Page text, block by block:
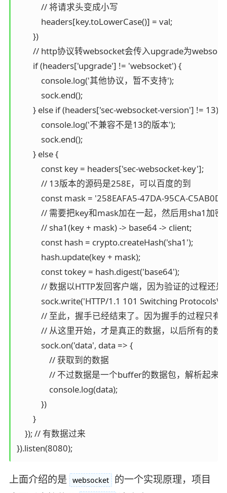
// 将请求头变成小写
headers[key.toLowerCase()] = val;
})
// http协议转websocket会传入upgrade为
if (headers['upgrade'] != 'websocket') {
console.log('其他协议，暂不支持');
sock.end();
} else if (headers['sec-websocket-version'] != 13) {
console.log('不兼容不是13的版本');
sock.end();
} else {
const key = headers['sec-websocket-key'];
// 13版本的源码是258E，可以百度的到
const mask = '258EAFA5-47DA-95CA-
// 需要把key和mask加在一起，然后用sha1加密
// sha1(key + mask) -> base64 -> client;
const hash = crypto.createHash('sha1');
hash.update(key + mask);
const tokey = hash.digest('base64');
// 数据以HTTP发回客户端，因为验证的过程还是
sock.write('HTTP/1.1 101 Switching
// 至此，握手已经结束了。因为握手的过程只有
// 从这里开始，才是真正的数据，以后所有的数
sock.on('data', data => {
// 获取到的数据
// 不过数据是一个buffer的数据包，解析起来比
console.log(data);
})
}
}); // 有数据过来
}).listen(8080);
上面介绍的是 websocket
的一个实现原理，项目